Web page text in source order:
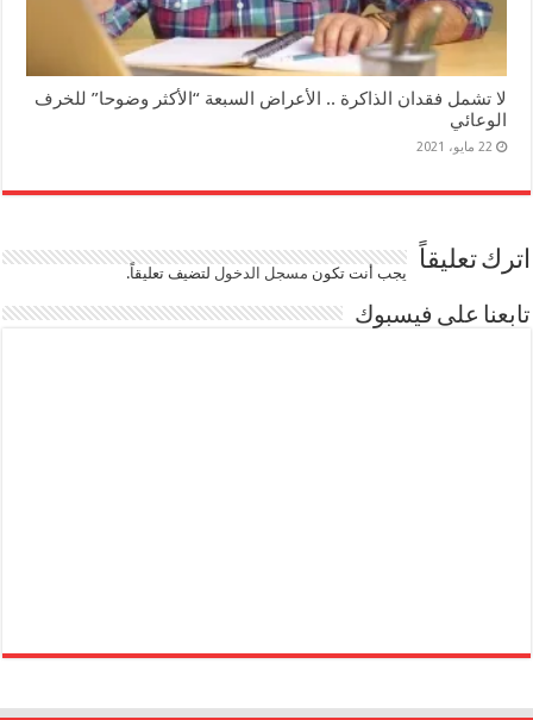
لا تشمل فقدان الذاكرة .. الأعراض السبعة “الأكثر وضوحا” للخرف
الوعائي
22 مايو، 2021
اترك تعليقاً يجب أنت تكون مسجل الدخوللتضيف تعليقاً.
تابعنا على فيسبوك